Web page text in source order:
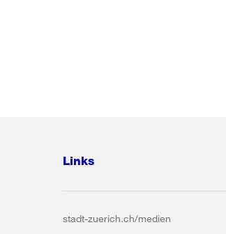
Links
stadt-zuerich.ch/medien